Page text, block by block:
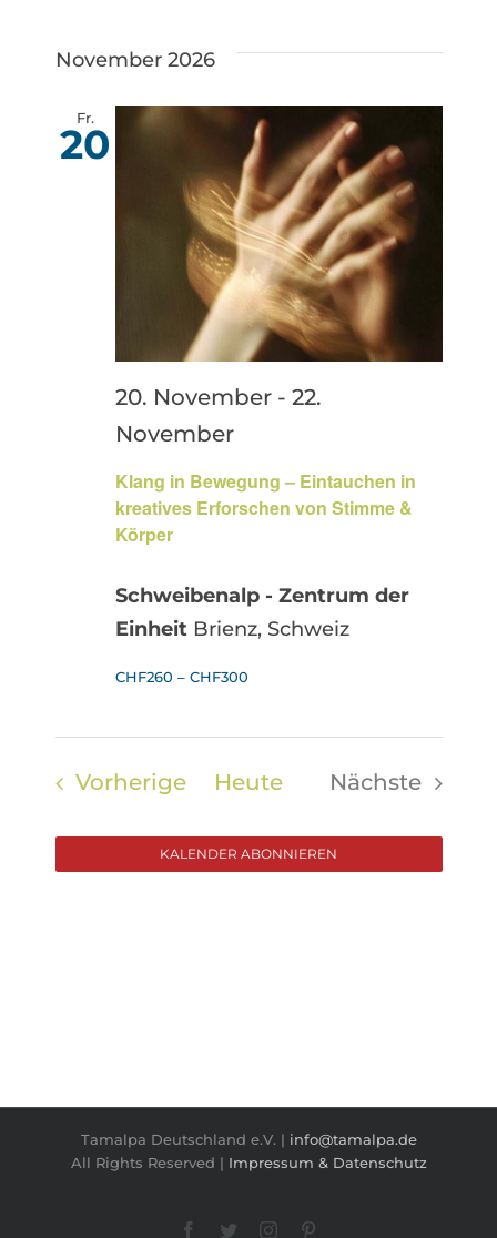
wählen.
November 2026
Fr.
20
Klang in Bewegung – Eintauchen in
kreatives Erforschen von Stimme &
Körper
20. November- 22.
November
Schweibenalp - Zentrum der
Einheit Brienz, Schweiz
CHF260 – CHF300
VorherigeVeranstaltungen
Heute
Nächste
KALENDER ABONNIEREN
Tamalpa Deutschland e.V. | info@tamalpa.de
All Rights Reserved | Impressum & Datenschutz
Facebook
TwitterInstagram